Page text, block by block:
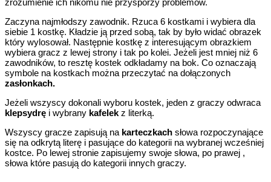
zrozumienie ich nikomu nie przysporzy problemów.
Zaczyna najmłodszy zawodnik. Rzuca 6 kostkami i wybiera dla
siebie 1 kostkę. Kładzie ją przed sobą, tak by było widać obrazek
który wylosował. Następnie kostkę z interesującym obrazkiem
wybiera gracz z lewej strony i tak po kolei. Jeżeli jest mniej niż 6
zawodników, to resztę kostek odkładamy na bok. Co oznaczają
symbole na kostkach można przeczytać na dołączonych
zasłonkach.
Jeżeli wszyscy dokonali wyboru kostek, jeden z graczy odwraca
klepsydrę i wybrany kafelek z literką.
Wszyscy gracze zapisują na karteczkach słowa rozpoczynające
się na odkrytą literę i pasujące do kategorii na wybranej wcześniej
kostce. Po lewej stronie zapisujemy swoje słowa, po prawej ,
słowa które pasują do kategorii innych graczy.